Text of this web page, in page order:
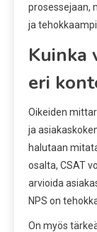
prosessejaan,
ja
Kuinka
eri
Oikeiden
ja
halutaan
osalta, CSAT
arvioida
NPS on
On myös